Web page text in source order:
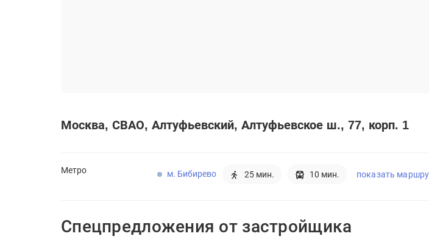
Москва СВАО Алтуфьевский Алтуфьевское ш., 77, корп. 1
Метро м. Бибирево 25 мин. 10 мин. показать
Спецпредложения от застройщика